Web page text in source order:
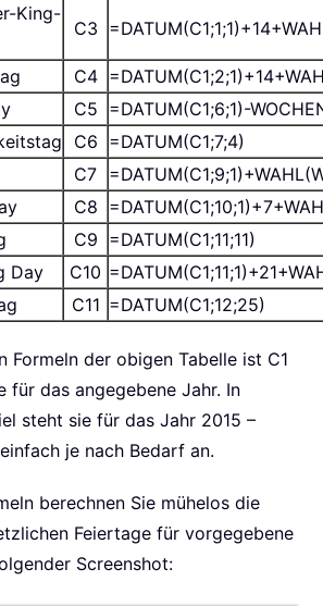
King-
C3
C4
C5 =DATUM(C1;6;1)-
C6 =DATUM(C1;7;4)
C7
C8
C9 =DATUM(C1;11;11)
Day
C10
C11 =DATUM(C1;12;25)
Formeln der obigen Tabelle ist C1
für das angegebene Jahr. In
steht sie für das Jahr 2015 –
je nach Bedarf an.
berechnen Sie mühelos die
Feiertage für vorgegebene
Screenshot: